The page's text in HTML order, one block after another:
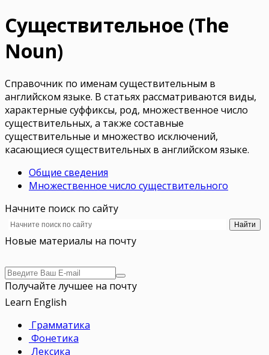
Существительное (The
Noun)
Справочник по именам существительным в
английском языке. В статьях рассматриваются виды,
характерные суффиксы, род, множественное число
существительных, а также составные
существительные и множество исключений,
касающиеся существительных в английском языке.
Общие сведения
Множественное число существительного
Начните поиск по сайту
Новые материалы на почту
Получайте лучшее на почту
Learn English
Грамматика
Фонетика
Лексика